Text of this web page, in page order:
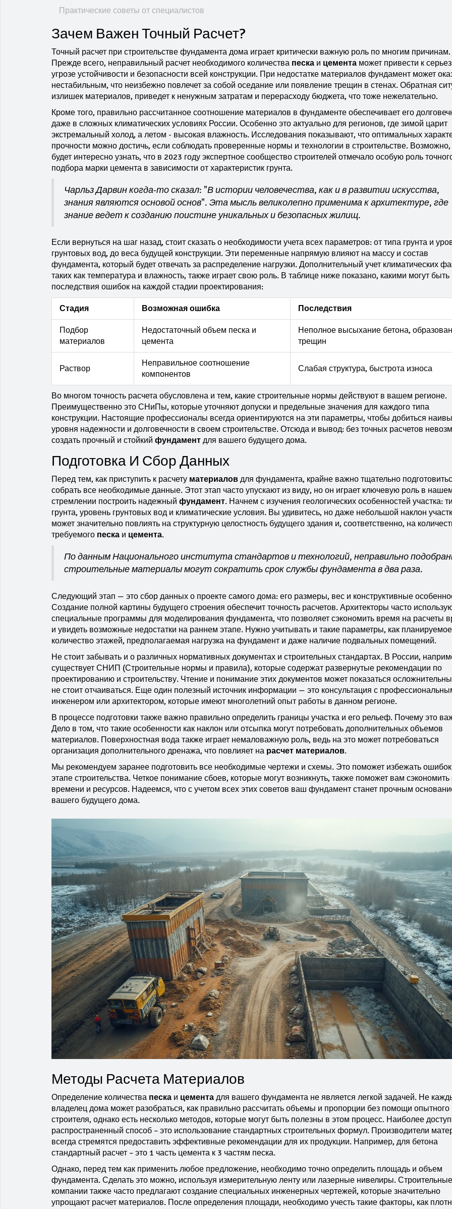
Практические советы от специалистов
Зачем Важен Точный Расчет?
Точный расчет при строительстве фундамента дома играет критически важную роль по многим причинам.
Прежде всего, неправильный расчет необходимого количества песка и цемента может привести к
угрозе устойчивости и безопасности всей конструкции. При недостатке материалов фундамент может
нестабильным, что неизбежно повлечет за собой оседание или появление трещин в стенах. Обратная
излишек материалов, приведет к ненужным затратам и перерасходу бюджета, что тоже нежелательно.
Кроме того, правильно рассчитанное соотношение материалов в фундаменте обеспечивает его
даже в сложных климатических условиях России. Особенно это актуально для регионов, где зимой царит
экстремальный холод, а летом - высокая влажность. Исследования показывают, что оптимальных
прочности можно достичь, если соблюдать проверенные нормы и технологии в строительстве.
будет интересно узнать, что в 2023 году экспертное сообщество строителей отмечало особую роль
подбора марки цемента в зависимости от характеристик грунта.
Чарльз Дарвин когда-то сказал: "В истории человечества, как и в развитии искусства,
знания являются основой основ". Эта мысль великолепно применима к архитектуре, где
знание ведет к созданию поистине уникальных и безопасных жилищ.
Если вернуться на шаг назад, стоит сказать о необходимости учета всех параметров: от типа грунта и
грунтовых вод, до веса будущей конструкции. Эти переменные напрямую влияют на массу и состав
фундамента, который будет отвечать за распределение нагрузки. Дополнительный учет климатических
таких как температура и влажность, также играет свою роль. В таблице ниже показано, какими могут быть
последствия ошибок на каждой стадии проектирования:
Стадия Возможная ошибка Последствия
Подбор
материалов
Недостаточный объем песка и
цемента
Неполное высыхание бетона,
трещин
Раствор
Неправильное соотношение
компонентов
Слабая структура, быстрота износа
Во многом точность расчета обусловлена и тем, какие строительные нормы действуют в вашем регионе.
Преимущественно это СНиПы, которые уточняют допуски и предельные значения для каждого типа
конструкции. Настоящие профессионалы всегда ориентируются на эти параметры, чтобы добиться
уровня надежности и долговечности в своем строительстве. Отсюда и вывод: без точных расчетов
создать прочный и стойкий фундамент для вашего будущего дома.
Подготовка И Сбор Данных
Перед тем, как приступить к расчету материалов для фундамента, крайне важно тщательно
собрать все необходимые данные. Этот этап часто упускают из виду, но он играет ключевую роль в
стремлении построить надежный фундамент. Начнем с изучения геологических особенностей участка:
грунта, уровень грунтовых вод и климатические условия. Вы удивитесь, но даже небольшой наклон
может значительно повлиять на структурную целостность будущего здания и, соответственно, на
требуемого песка и цемента.
По данным Национального института стандартов и технологий, неправильно
строительные материалы могут сократить срок службы фундамента в два раза.
Следующий этап — это сбор данных о проекте самого дома: его размеры, вес и конструктивные
Создание полной картины будущего строения обеспечит точность расчетов. Архитекторы часто
специальные программы для моделирования фундамента, что позволяет сэкономить время на расчеты
и увидеть возможные недостатки на раннем этапе. Нужно учитывать и такие параметры, как планируемое
количество этажей, предполагаемая нагрузка на фундамент и даже наличие подвальных помещений.
Не стоит забывать и о различных нормативных документах и строительных стандартах. В России,
существует СНИП (Строительные нормы и правила), которые содержат развернутые рекомендации по
проектированию и строительству. Чтение и понимание этих документов может показаться
не стоит отчаиваться. Еще один полезный источник информации — это консультация с
инженером или архитектором, которые имеют многолетний опыт работы в данном регионе.
В процессе подготовки также важно правильно определить границы участка и его рельеф. Почему это
Дело в том, что такие особенности как наклон или отсыпка могут потребовать дополнительных объемов
материалов. Поверхностная вода также играет немаловажную роль, ведь на это может потребоваться
организация дополнительного дренажа, что повлияет на расчет материалов.
Мы рекомендуем заранее подготовить все необходимые чертежи и схемы. Это поможет избежать
этапе строительства. Четкое понимание сбоев, которые могут возникнуть, также поможет вам сэкономить
времени и ресурсов. Надеемся, что с учетом всех этих советов ваш фундамент станет прочным
вашего будущего дома.
Методы Расчета Материалов
Определение количества песка и цемента для вашего фундамента не является легкой задачей. Не
владелец дома может разобраться, как правильно рассчитать объемы и пропорции без помощи опытного
строителя, однако есть несколько методов, которые могут быть полезны в этом процесс. Наиболее
распространенный способ – это использование стандартных строительных формул. Производители
всегда стремятся предоставить эффективные рекомендации для их продукции. Например, для бетона
стандартный расчет – это 1 часть цемента к 3 частям песка.
Однако, перед тем как применить любое предложение, необходимо точно определить площадь и объем
фундамента. Сделать это можно, используя измерительную ленту или лазерные нивелиры. Строительные
компании также часто предлагают создание специальных инженерных чертежей, которые значительно
упрощают расчет материалов. После определения площади, необходимо учесть такие факторы, как